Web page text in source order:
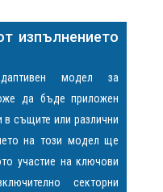
изпълнението
модел за
да бъде приложен
в същите или различни
на този модел ще
участие на ключови
секторни